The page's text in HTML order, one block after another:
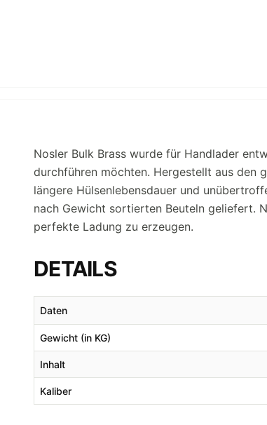
Nosler Bulk Brass wurde für Handlader
durchführen möchten. Hergestellt aus den
längere Hülsenlebensdauer und
nach Gewicht sortierten Beuteln geliefert.
perfekte Ladung zu erzeugen.
DETAILS
Daten
Gewicht (in KG)
Inhalt
Kaliber